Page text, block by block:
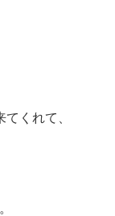
くれて、